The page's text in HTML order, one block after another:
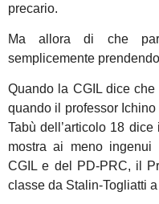
precario.
Ma allora di che
semplicemente
Quando la CGIL dice
quando il professor
Tabù dell’articolo 18
mostra ai meno
CGIL e del PD-PRC, il
classe da Stalin-Togliatti